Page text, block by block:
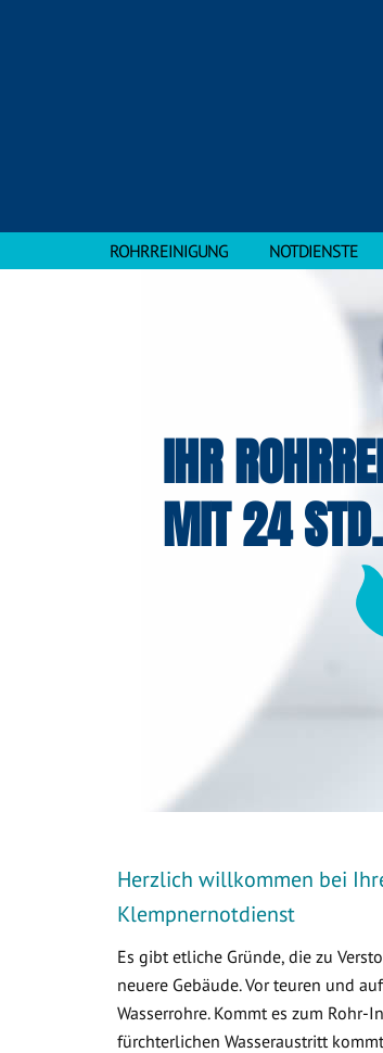
ROHRREINIGUNG NOTDIENSTE
IHR
MIT 24
Herzlich willkommen bei
Klempnernotdienst
Es gibt etliche Gründe, die zu
neuere Gebäude. Vor teuren und
Wasserrohre. Kommt es zum
fürchterlichen Wasseraustritt